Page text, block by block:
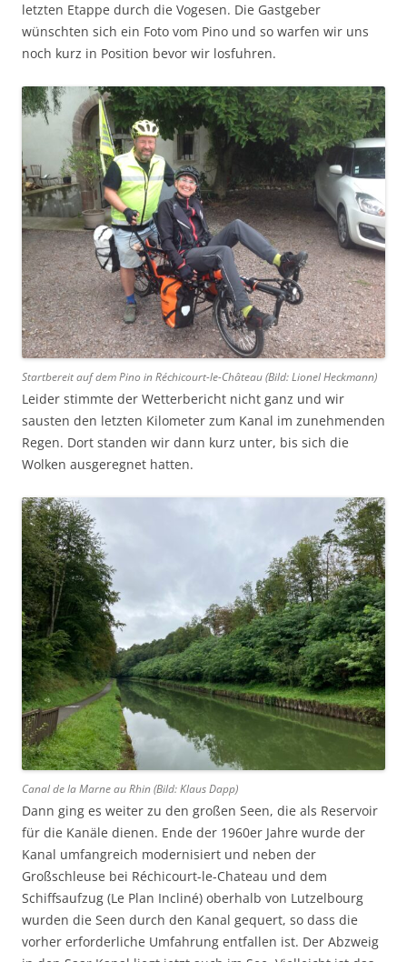
letzten Etappe durch die Vogesen. Die Gastgeber
wünschten sich ein Foto vom Pino und so warfen wir uns
noch kurz in Position bevor wir losfuhren.
Startbereit auf dem Pino in Réchicourt-le-Château (Bild: Lionel Heckmann)
Leider stimmte der Wetterbericht nicht ganz und wir
sausten den letzten Kilometer zum Kanal im zunehmenden
Regen. Dort standen wir dann kurz unter, bis sich die
Wolken ausgeregnet hatten.
Canal de la Marne au Rhin (Bild: Klaus Dapp)
Dann ging es weiter zu den großen Seen, die als Reservoir
für die Kanäle dienen. Ende der 1960er Jahre wurde der
Kanal umfangreich modernisiert und neben der
Großschleuse bei Réchicourt-le-Chateau und dem
Schiffsaufzug (Le Plan Incliné) oberhalb von Lutzelbourg
wurden die Seen durch den Kanal gequert, so dass die
vorher erforderliche Umfahrung entfallen ist. Der Abzweig